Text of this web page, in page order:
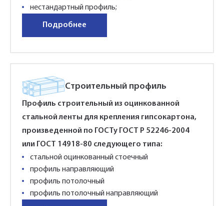
нестандартный профиль;
Подробнее
Строительный профиль
Профиль строительный из оцинкованной
стальной ленты для крепления гипсокартона,
произведенной по ГОСТу ГОСТ Р 52246-2004
или ГОСТ 14918-80 следующего типа:
стальной оцинкованный стоечный
профиль направляющий
профиль потолочный
профиль потолочный направляющий